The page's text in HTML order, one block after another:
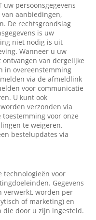
uw persoonsgegevens
aanbiedingen,
De rechtsgrondslag
is uw
niet nodig is uit
Wanneer u uw
van dergelijke
in overeenstemming
via de afmeldlink
voor communicatie
U kunt ook
verzonden via
voor onze
te weigeren.
bestelupdates via
technologieën voor
Gegevens
verwerkt, worden per
of marketing) en
die door u zijn ingesteld.